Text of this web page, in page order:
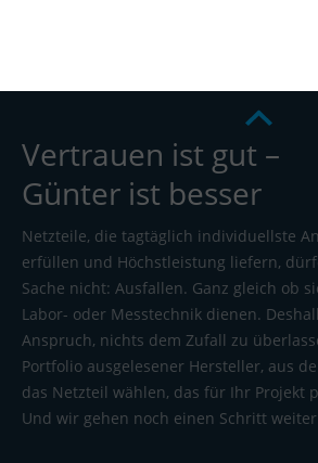
Vertrauen ist gut –
Günter ist besser
Netzteile, die tagtäglich individuellste
erfüllen und Höchstleistung liefern,
Sache nicht: Ausfallen. Ganz gleich ob
Labor- oder Messtechnik dienen.
Anspruch, nichts dem Zufall zu
Portfolio ausgelesener Hersteller, aus
das Netzteil wählen, das für Ihr Projekt
Und wir gehen noch einen Schritt